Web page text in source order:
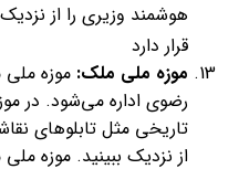
هوشمند وزیری را از
قرار دارد
موزه ملی ملک: موزه
رضوی اداره می‌شود. در
تاریخی مثل تابلوهای
از نزدیک ببینید. موزه